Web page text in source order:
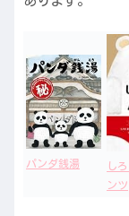
パンダ銭湯
し
ンツ